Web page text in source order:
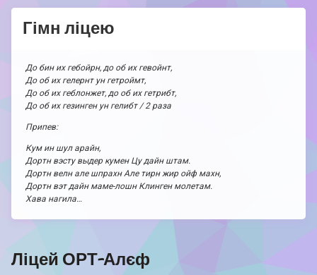
Гімн ліцею
До бин их гебойрн, до об их гевойнт,
До об их гелернт ун гетроймт,
До об их геблонжет, до об их гетрибт,
До об их гезинген ун гелибт / 2 раза
Припев:
Кум ин шул арайн,
Дортн вэсту выдер кумен Цу дайн штам.
Дортн велн але шпрахн Але тирн жир ойф махн,
Дортн вэт дайн маме-лошн Клинген молетам.
Хава нагила…
Ліцей ОРТ-Алєф